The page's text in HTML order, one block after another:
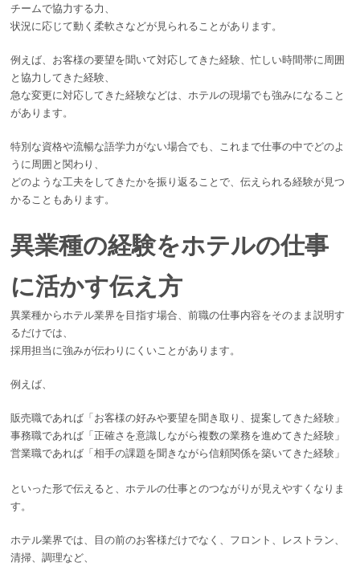
チームで協力する力、
状況に応じて動く柔軟さなどが見られることがあります。
例えば、お客様の要望を聞いて対応してきた経験、忙しい時間帯に周囲
と協力してきた経験、
急な変更に対応してきた経験などは、ホテルの現場でも強みになること
があります。
特別な資格や流暢な語学力がない場合でも、これまで仕事の中でどのよ
うに周囲と関わり、
どのような工夫をしてきたかを振り返ることで、伝えられる経験が見つ
かることもあります。
異業種の経験をホテルの仕事
に活かす伝え方
異業種からホテル業界を目指す場合、前職の仕事内容をそのまま説明す
るだけでは、
採用担当に強みが伝わりにくいことがあります。
例えば、
販売職であれば「お客様の好みや要望を聞き取り、提案してきた経験」
事務職であれば「正確さを意識しながら複数の業務を進めてきた経験」
営業職であれば「相手の課題を聞きながら信頼関係を築いてきた経験」
といった形で伝えると、ホテルの仕事とのつながりが見えやすくなりま
す。
ホテル業界では、目の前のお客様だけでなく、フロント、レストラン、
清掃、調理など、